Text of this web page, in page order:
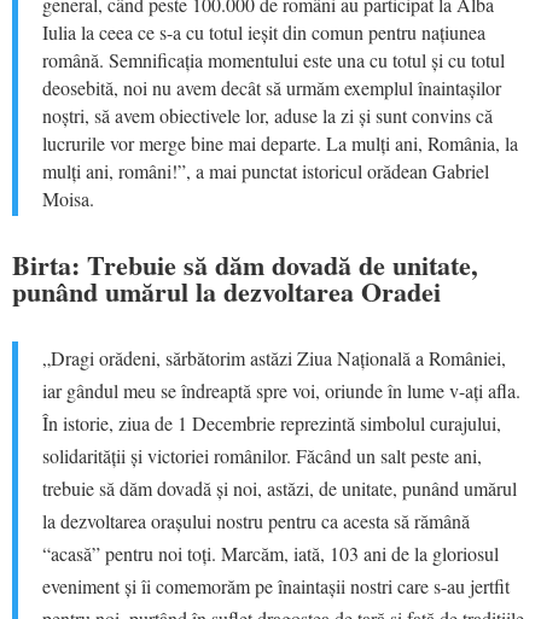
Iulia la ceea ce s-a cu totul ieșit din comun pentru națiunea
română. Semnificația momentului este una cu totul și cu totul
deosebită, noi nu avem decât să urmăm exemplul înaintașilor
noștri, să avem obiectivele lor, aduse la zi și sunt convins că
lucrurile vor merge bine mai departe. La mulți ani, România, la
mulți ani, români!”, a mai punctat istoricul orădean Gabriel
Moisa.
Birta: Trebuie să dăm dovadă de unitate,
punând umărul la dezvoltarea Oradei
„Dragi orădeni, sărbătorim astăzi Ziua Națională a României,
iar gândul meu se îndreaptă spre voi, oriunde în lume v-ați afla.
În istorie, ziua de 1 Decembrie reprezintă simbolul curajului,
solidarității și victoriei românilor. Făcând un salt peste ani,
trebuie să dăm dovadă și noi, astăzi, de unitate, punând umărul
la dezvoltarea orașului nostru pentru ca acesta să rămână
“acasă” pentru noi toți. Marcăm, iată, 103 ani de la gloriosul
eveniment și îi comemorăm pe înaintașii nostri care s-au jertfit